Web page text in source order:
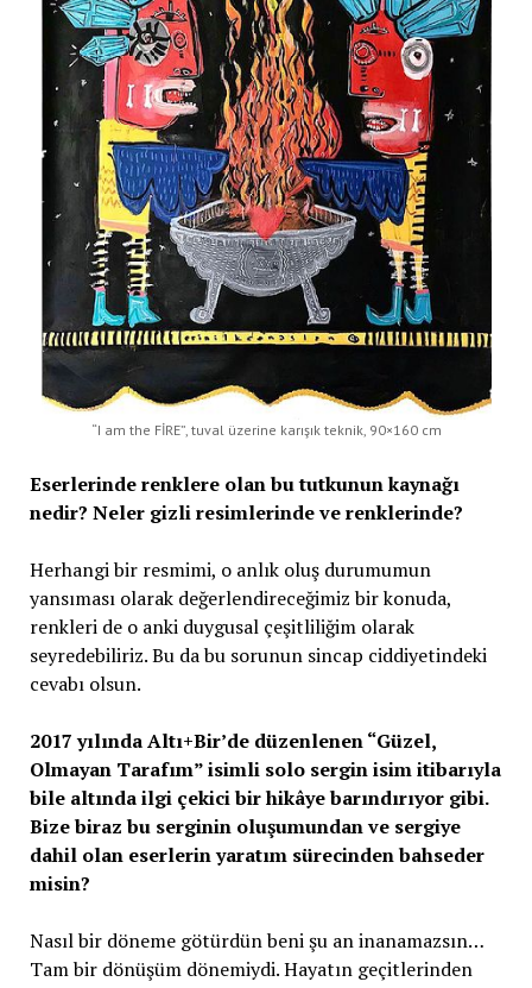
“I am the FİRE”, tuval üzerine karışık teknik, 90×160 cm
Eserlerinde renklere olan bu tutkunun kaynağı
nedir? Neler gizli resimlerinde ve renklerinde?
Herhangi bir resmimi, o anlık oluş durumumun
yansıması olarak değerlendireceğimiz bir konuda,
renkleri de o anki duygusal çeşitliliğim olarak
seyredebiliriz. Bu da bu sorunun sincap ciddiyetindeki
cevabı olsun.
2017 yılında Altı+Bir’de düzenlenen “Güzel,
Olmayan Tarafım” isimli solo sergin isim itibarıyla
bile altında ilgi çekici bir hikâye barındırıyor gibi.
Bize biraz bu serginin oluşumundan ve sergiye
dahil olan eserlerin yaratım sürecinden bahseder
misin?
Nasıl bir döneme götürdün beni şu an inanamazsın…
Tam bir dönüşüm dönemiydi. Hayatın geçitlerinden